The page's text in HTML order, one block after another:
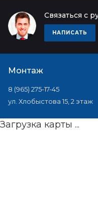
Связаться с
НАПИСАТЬ
Монтаж
8 (965) 275-17-45
ул. Хлобыстова 15, 2 этаж
Загрузка карты ...